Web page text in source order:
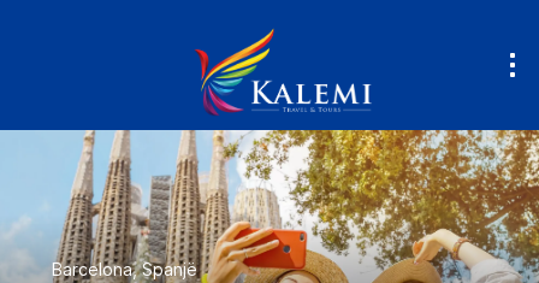
Barcelona, Spanjë